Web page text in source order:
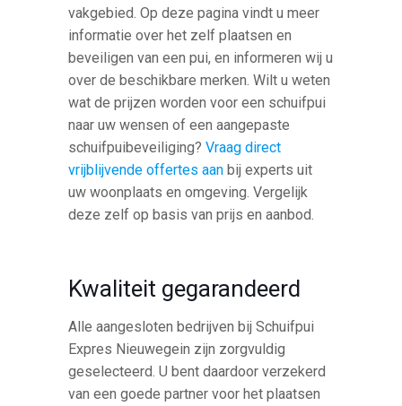
vakgebied. Op deze pagina vindt u meer
informatie over het zelf plaatsen en
beveiligen van een pui, en informeren wij u
over de beschikbare merken. Wilt u weten
wat de prijzen worden voor een schuifpui
naar uw wensen of een aangepaste
schuifpuibeveiliging?Vraag direct
vrijblijvende offertes aan bij experts uit
uw woonplaats en omgeving. Vergelijk
deze zelf op basis van prijs en aanbod.
Kwaliteit gegarandeerd
Alle aangesloten bedrijven bij Schuifpui
Expres Nieuwegein zijn zorgvuldig
geselecteerd. U bent daardoor verzekerd
van een goede partner voor het plaatsen